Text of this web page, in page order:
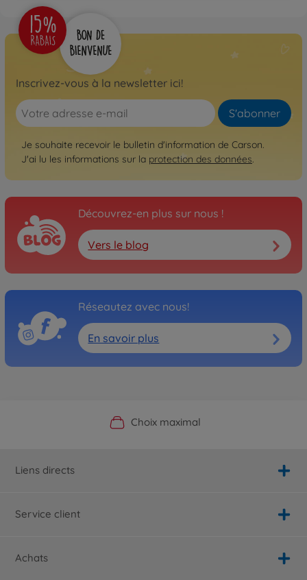
Inscrivez-vous à la newsletter ici!
S'abonner
Je souhaite recevoir le bulletin d'information de Carson.
J'ai lu les informations sur la protection des données.
Découvrez-en plus sur nous !
Vers le blog
Réseautez avec nous!
En savoir plus
Boutique officielle du fabricant
Choix maximal
Service personnalisé
Livraison rapide
Liens directs
Service client
Achats